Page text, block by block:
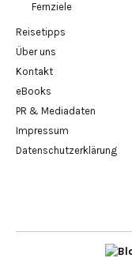
Fernziele
Reisetipps
Über uns
Kontakt
eBooks
PR & Mediadaten
Impressum
Datenschutzerklärung